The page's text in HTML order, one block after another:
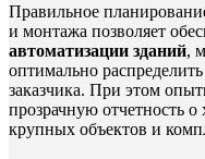
Правильное
и монтажа позволяет
автоматизации зданий,
оптимально
заказчика. При этом
прозрачную отчетность о
крупных объектов и